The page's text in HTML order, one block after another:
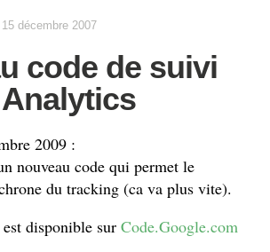
15 décembre 2007
code de suivi
2009 :
nouveau code qui permet le
du tracking (ca va plus vite).
disponible sur Code.Google.com